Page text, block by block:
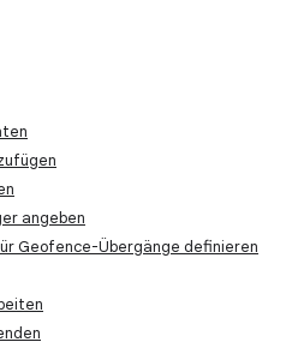
angeben
Geofence-Übergänge definieren